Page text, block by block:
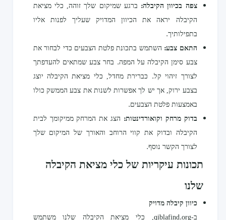
צפה בכיוון הקיבלה: ברגע שמיקום שלך זוהה, כלי מציאת
הקיבלה יראה את הכיוון המדויק שעליך לפנות אליו
בתפילותיך.
התאם צבע: השתמש בתכונת פלטת הצבעים כדי לבחור את
צבע סימן הקיבלה על המפה. בחר צבע שמתאים להעדפתך
לצורך זיהוי קל. כברירת מחדל, כלי מציאת הקיבלה יוצג
בצבע ירוק, אך יש לך אפשרות לשנות את צבע הממשק כולו
באמצעות פלטת הצבעים.
בדוק מרחק וקואורדינטות: הצג את המרחק ממיקומך לבית
הקיבלה ובדוק את קווי הרוחב והאורך של המיקום שלך
לצורך הקשר נוסף.
תכונות עיקריות של כלי מציאת הקיבלה
שלנו
כיוון קיבלה מדויק